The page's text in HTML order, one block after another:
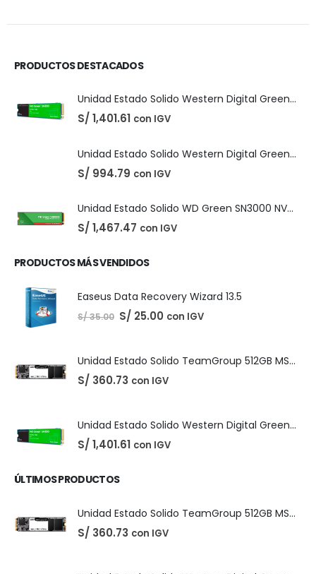
DIGITALES,LICENCIAS DE SOFTWARE
Adobe Creative Cloud - 1 Año
original
era:
S/ 220.00.
actual
es:
S/ 210.00.
PRODUCTOS DESTACADOS
Unidad Estado Solido Western Digital Green SN350 2TB
S/ 1,401.61 con IGV
Unidad Estado Solido Western Digital Green 2TB
S/ 994.79 con IGV
con IGV
PRODUCTOS MÁS VENDIDOS
Easeus Data Recovery Wizard 13.5
S/35.00 El
precio
S/ 35.00.
S/ 25.00El
precio
S/ 25.00.
con IGV
S/360.73 con IGV
1,401.61 con IGV
ÚLTIMOS PRODUCTOS